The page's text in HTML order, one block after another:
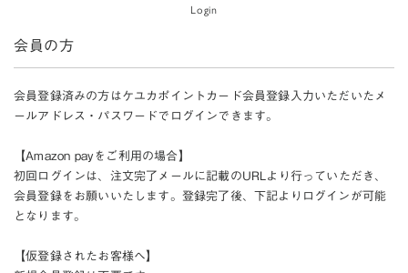
Login
会員の方
会員登録済みの方はケユカポイントカード会員登録入力いただいたメ
ールアドレス・パスワードでログインできます。
【Amazon payをご利用の場合】
初回ログインは、注文完了メールに記載のURLより行っていただき、
会員登録をお願いいたします。登録完了後、下記よりログインが可能
となります。
【仮登録されたお客様へ】